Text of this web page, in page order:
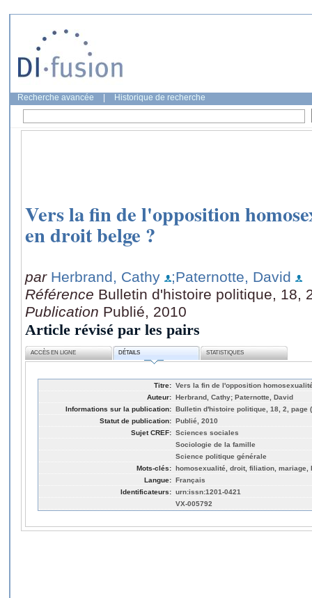
Recherche avancée Historique de recherche
Vers la fin de l'opposition
en droit belge ?
par Herbrand, Cathy
;Paternotte, David
Référence Bulletin d'histoire politique, 18,
Publication Publié, 2010
Article révisé par les pairs
ACCÈS EN LIGNE DÉTAILS STATISTIQUES
Titre: Vers la fin de l'opposition
Auteur: Herbrand, Cathy; Paternotte, David
Informations sur la publication: Bulletin d'histoire politique, 18, 2, page
Statut de publication: Publié, 2010
Sujet CREF: Sciences sociales
Sociologie de la famille
Science politique générale
Mots-clés: homosexualité, droit, filiation, mariage,
Langue: Français
Identificateurs: urn:issn:1201-0421
VX-005792